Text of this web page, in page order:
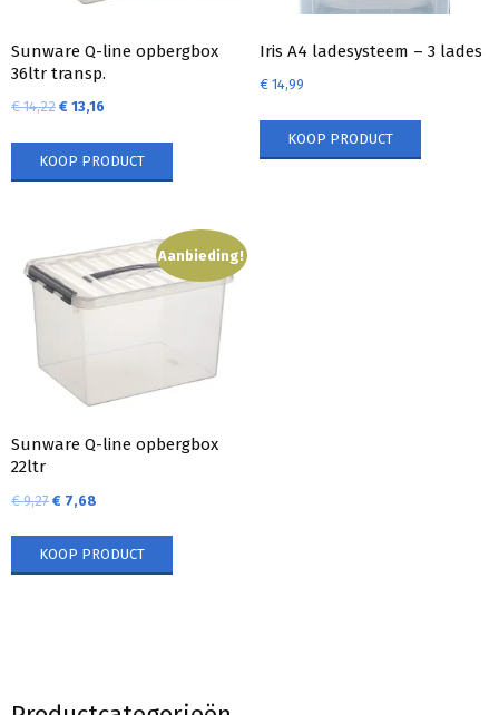
Sunware Q-line opbergbox
36ltr transp.
€14,22 € 13,16
KOOP PRODUCT
Iris A4 ladesysteem – 3 lades
€14,99
KOOP PRODUCT
Aanbieding!
Sunware Q-line opbergbox
22ltr
€9,27 € 7,68
KOOP PRODUCT